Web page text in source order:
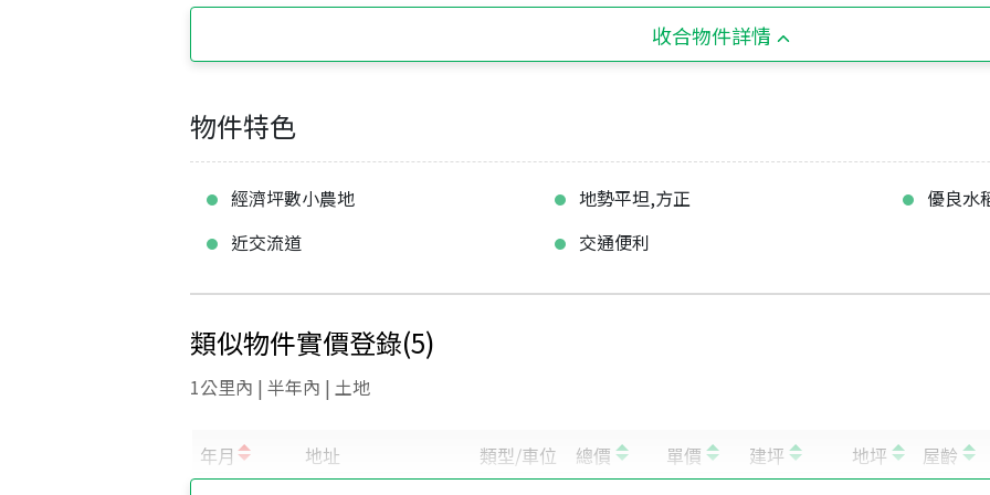
收合物件詳情
物件特色
經濟坪數小農地 地勢平坦,方正
優良水
近交流道
交通便利
類似物件實價登錄(5)
1公里內 | 半年內 | 土地